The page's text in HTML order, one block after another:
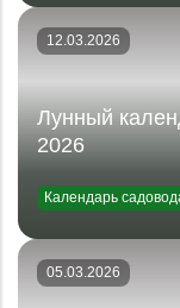
12.03.2026
Лунный
2026
Календарь
05.03.2026